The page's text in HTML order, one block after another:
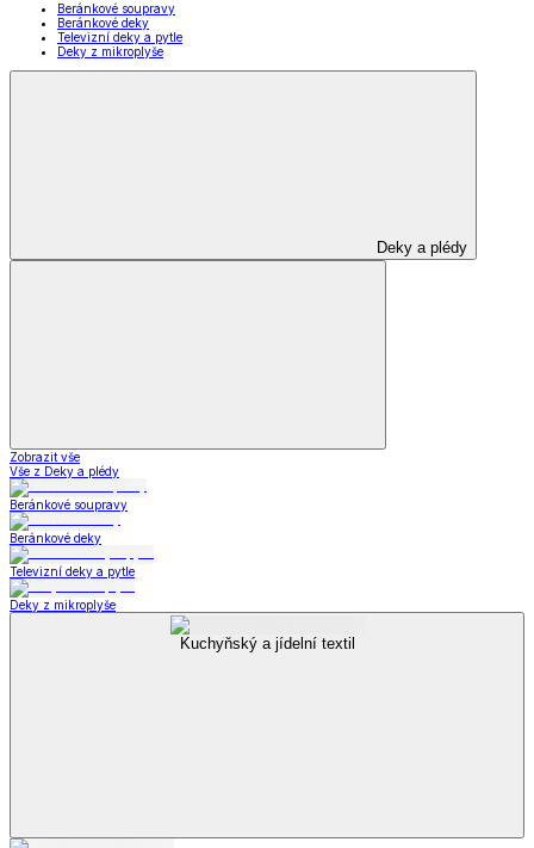
Beránkové soupravy
Beránkové deky
Televizní deky a pytle
Deky z mikroplyše
Deky a plédy
Zobrazit vše
Vše z Deky a plédy
Beránkové soupravy
Beránkové deky
Televizní deky a pytle
Deky z mikroplyše
Kuchyňský a jídelní textil